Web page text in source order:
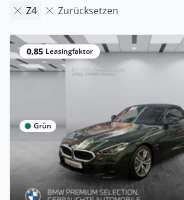
Z4 Zurücksetzen
0,85 Leasingfaktor
Grün
Privat & Gewerbe
BMW Z4 sDrive20i
Up PDC HiFi